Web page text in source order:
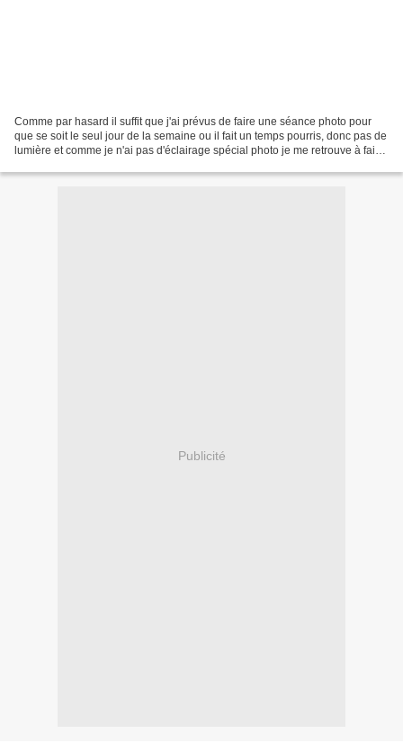
Comme par hasard il suffit que j'ai prévus de faire une séance photo pour
que se soit le seul jour de la semaine ou il fait un temps pourris, donc pas de
lumière et comme je n'ai pas d'éclairage spécial photo je me retrouve à faire
Publicité